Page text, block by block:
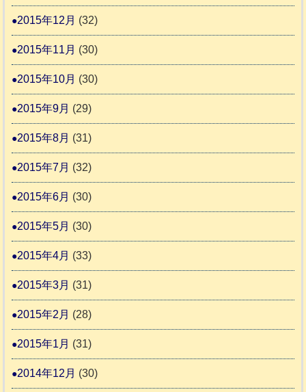
2015年12月 (32)
2015年11月 (30)
2015年10月 (30)
2015年9月 (29)
2015年8月 (31)
2015年7月 (32)
2015年6月 (30)
2015年5月 (30)
2015年4月 (33)
2015年3月 (31)
2015年2月 (28)
2015年1月 (31)
2014年12月 (30)